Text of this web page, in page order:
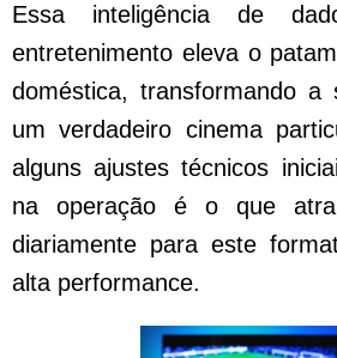
Essa inteligência de
entretenimento eleva o
doméstica, transformando
um verdadeiro cinema
alguns ajustes técnicos
na operação é o que
diariamente para este
alta performance.